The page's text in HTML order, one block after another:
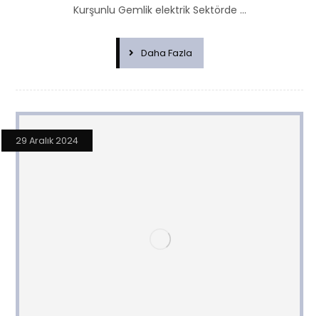
Kurşunlu Gemlik elektrik Sektörde ...
Daha Fazla
29 Aralık 2024